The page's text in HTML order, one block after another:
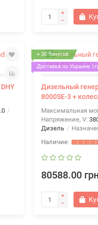
+ 30 бонусов
Доставка по Украине
Дизельный
8000SE-3 +
Максимальная
Напряжение, V:
Дизель
80588.00